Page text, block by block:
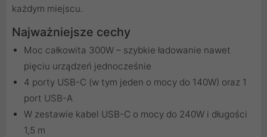
każdym miejscu.
Najważniejsze cechy
Moc całkowita 300W – szybkie ładowanie nawet
pięciu urządzeń jednocześnie
4 porty USB-C (w tym jeden o mocy do 140W) oraz 1
port USB-A
W zestawie kabel USB-C o mocy do 240W i długości
1,5 m